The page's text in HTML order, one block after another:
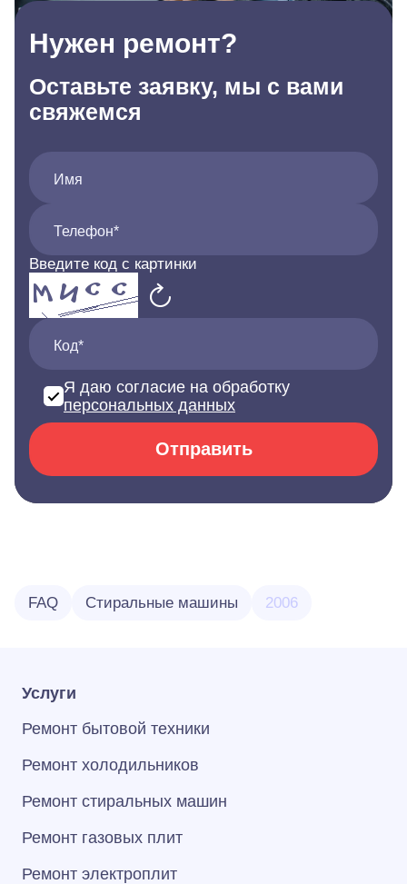
Нужен ремонт?
Оставьте заявку, мы с вами
свяжемся
Имя
Телефон*
Введите код с картинки
Код*
Я даю согласие на обработку
персональных данных
Отправить
FAQ Стиральные машины 2006
Услуги
Ремонт бытовой техники
Ремонт холодильников
Ремонт стиральных машин
Ремонт газовых плит
Ремонт электроплит